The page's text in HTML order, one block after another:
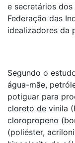
e secretários
Federação das
idealizadores da
Segundo o
água-mãe,
potiguar para
cloreto de vinila
cloropropeno
(poliéster,